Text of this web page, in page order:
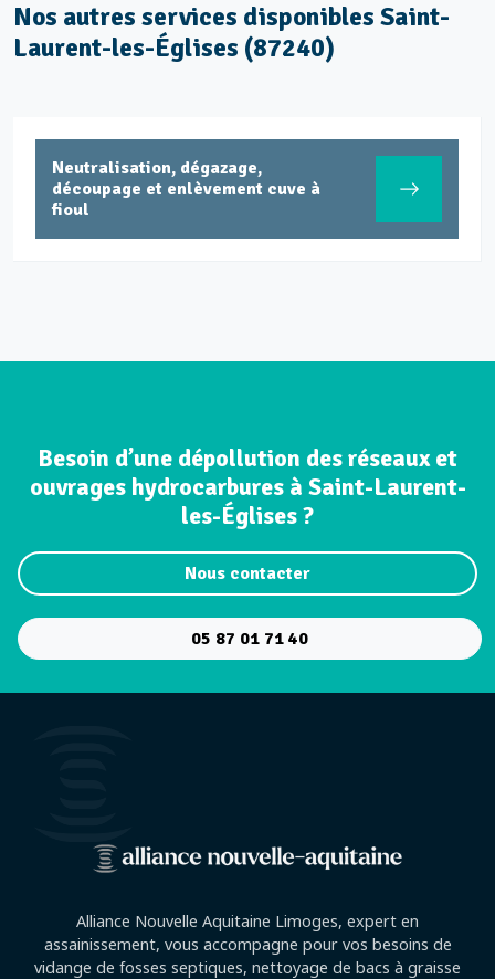
Nos autres services disponibles Saint-
Laurent-les-Églises (87240)
Neutralisation, dégazage,
découpage et enlèvement cuve à
fioul
Besoin d’une dépollution des réseaux et
ouvrages hydrocarbures à Saint-Laurent-
les-Églises ?
Nous contacter
05 87 01 71 40
Alliance Nouvelle Aquitaine Limoges, expert en
assainissement, vous accompagne pour vos besoins de
vidange de fosses septiques, nettoyage de bacs à graisse